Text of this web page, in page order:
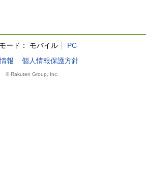
ード： モバイル
PC
報
個人情報保護方針
© Rakuten Group, Inc.